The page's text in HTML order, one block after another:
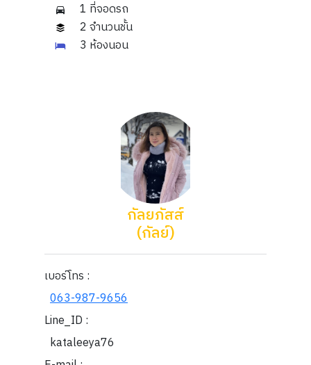
1 ที่จอดรถ
2 จำนวนชั้น
3 ห้องนอน
กัลยภัสส์
(กัลย์)
เบอร์โทร :
063-987-9656
Line_ID :
kataleeya76